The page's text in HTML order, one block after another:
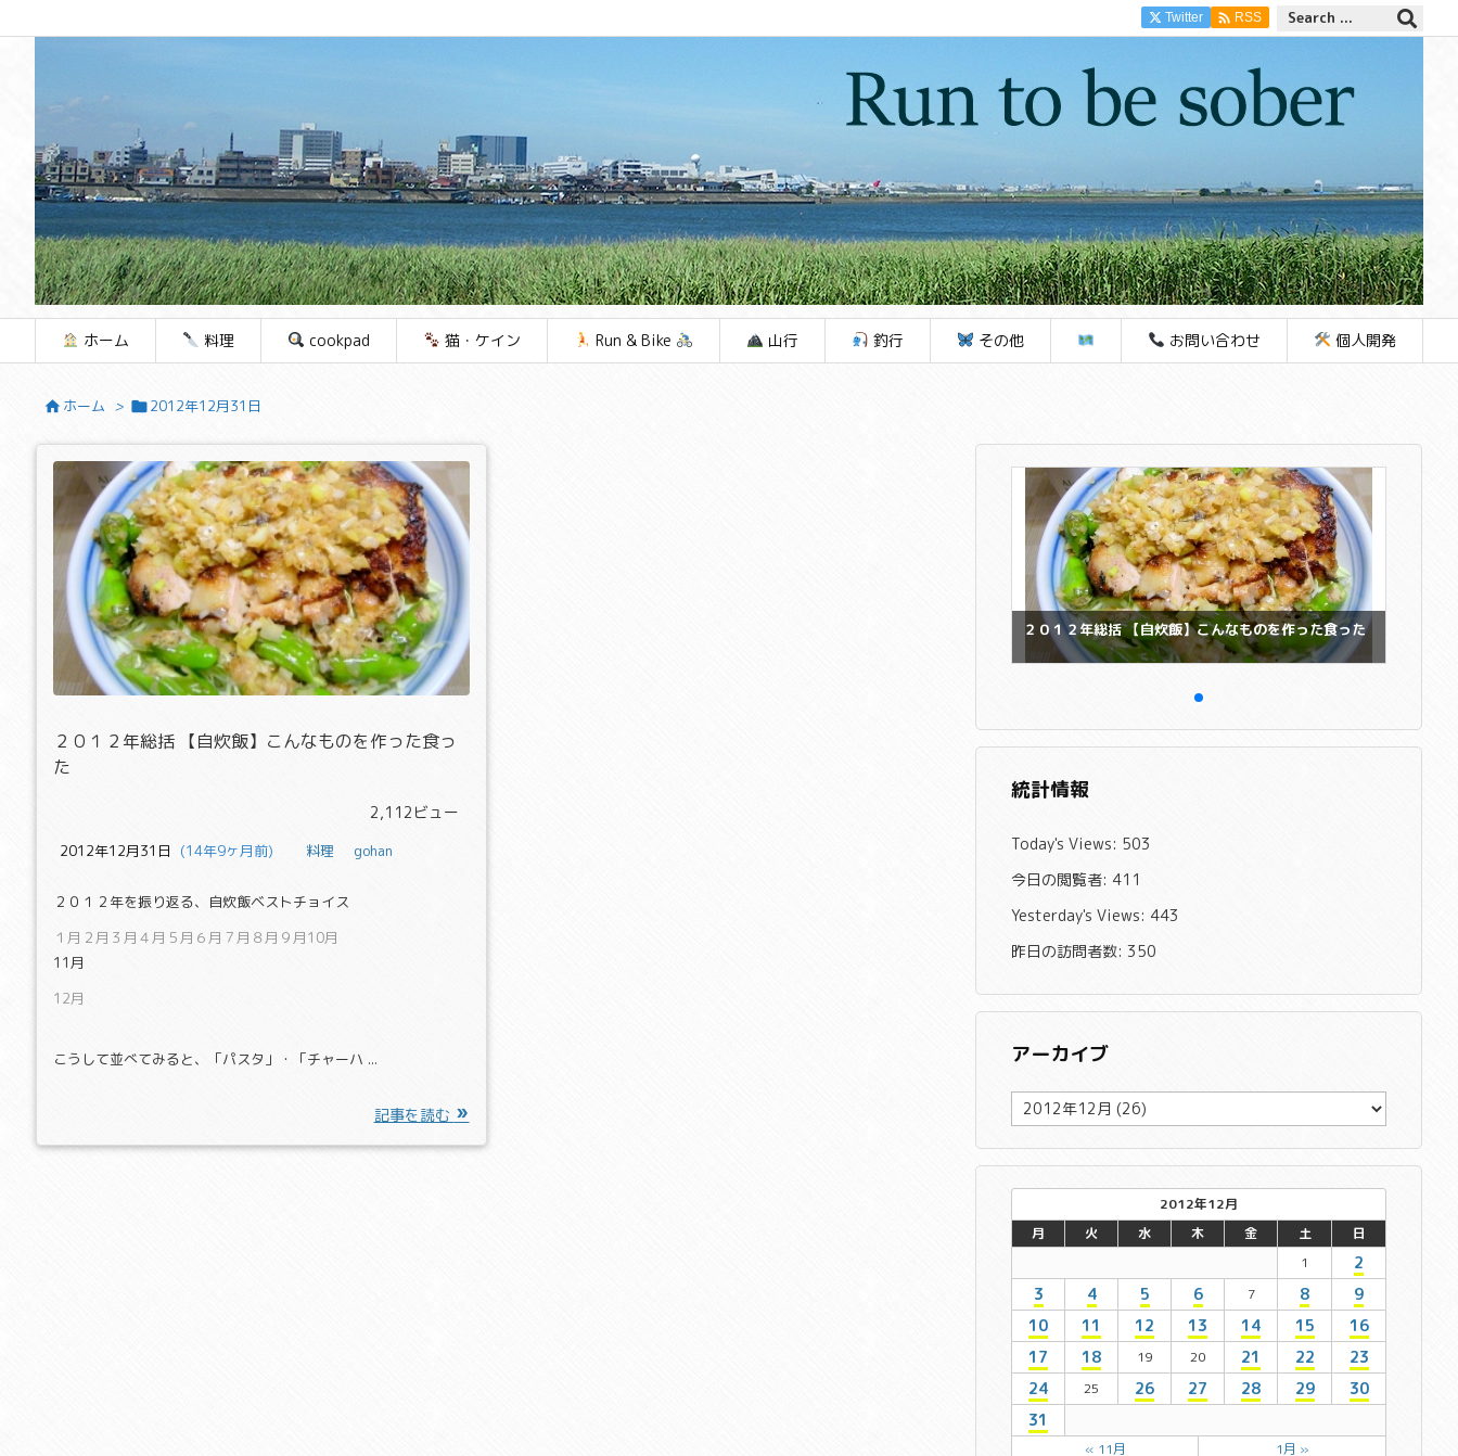
ホーム 料理 cookpad 猫・ケイン Run & Bike 山行 釣行 その他 お問い合わせ 個人開発
Twitter  RSS
 ホーム > 2012年12月31日
２０１２年総括 【自炊飯】こんなものを作った食っ
た
2,112ビュー
2012年12月31日
  (14年9ヶ月前)
料理 gohan
２０１２年を振り返る、自炊飯ベストチョイス
１月２月３月４月５月６月７月８月９月10月
11月
12月
こうして並べてみると、「パスタ」・「チャーハ ...
記事を読む
２０１２年総括 【自炊飯】こんなものを作った食った ２０１２年総括 【自炊飯】こんなものを作った食った
統計情報
Today's Views: 503
今日の閲覧者: 411
Yesterday's Views: 443
昨日の訪問者数: 350
アーカイブ
ア
ー
カ
イ
ブ
2012年12月
月
火 水 木 金 土
日
1
2
3
4 5 6 7 8
9
10
11 12 13 14 15
16
17
18 19 20 21 22
23
24
25 26 27 28 29
30
31
« 11月 1月 »